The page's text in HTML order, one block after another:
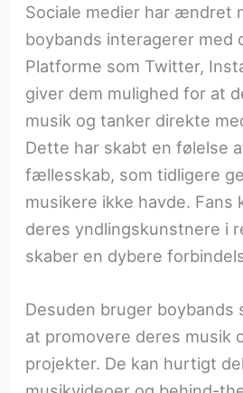
Sociale medier har ændret
boybands interagerer med
Platforme som Twitter,
giver dem mulighed for at
musik og tanker direkte
Dette har skabt en følelse
fællesskab, som tidligere
musikere ikke havde. Fans
deres yndlingskunstnere i
skaber en dybere
Desuden bruger boybands
at promovere deres musik
projekter. De kan hurtigt